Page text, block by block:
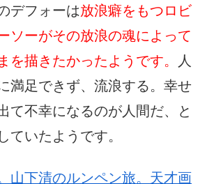
デフォーは放浪癖をもつロビ
ソーがその放浪の魂によって
を描きたかったようです。
人
満足できず、流浪する。幸せ
て不幸になるのが人間だ、と
ていたようです。
山下清のルンペン旅。天才画